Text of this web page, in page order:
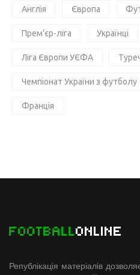
Англія Європа
Прем'єр-ліга Українці
Ліга Європи УЄФА
Чемпіонат України з футболу
Франція
FOOTBALLONLINE
Републікація матеріалів